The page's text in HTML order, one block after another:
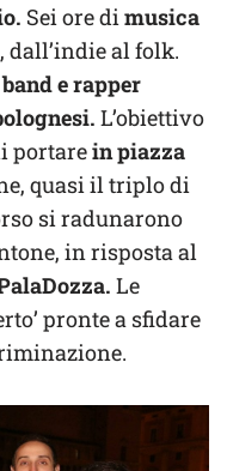
Sei ore dimusica
dall’indie al folk.
band e rapper
L’obiettivo
portarein piazza
quasi il triplo di
si radunarono
in risposta al
Le
pronte a sfidare